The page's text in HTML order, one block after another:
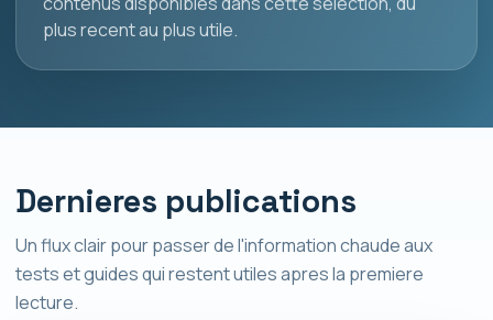
plus recent au plus utile.
Dernieres publications
Un flux clair pour passer de l'information chaude aux
tests et guides qui restent utiles apres la premiere
lecture.